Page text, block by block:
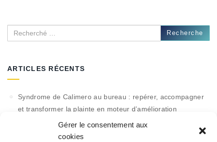
Gérer le consentement aux
cookies
Recherche
ARTICLES RÉCENTS
Syndrome de Calimero au bureau : repérer, accompagner
et transformer la plainte en moteur d’amélioration
RPA : 10 processus à automatiser tout de suite +
calculateur ROI (template)